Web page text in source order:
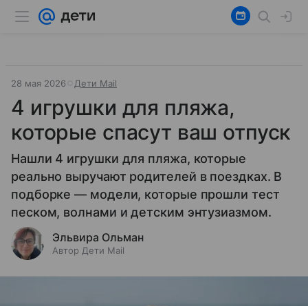
28 мая 2026 Дети Mail
4 игрушки для пляжа,
которые спасут ваш отпуск
Нашли 4 игрушки для пляжа, которые
реально выручают родителей в поездках. В
подборке — модели, которые прошли тест
песком, волнами и детским энтузиазмом.
Эльвира Ольман
Автор Дети Mail